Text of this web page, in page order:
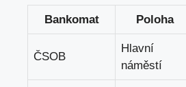
Bankomat Poloha
ČSOB
Hlavní
náměstí